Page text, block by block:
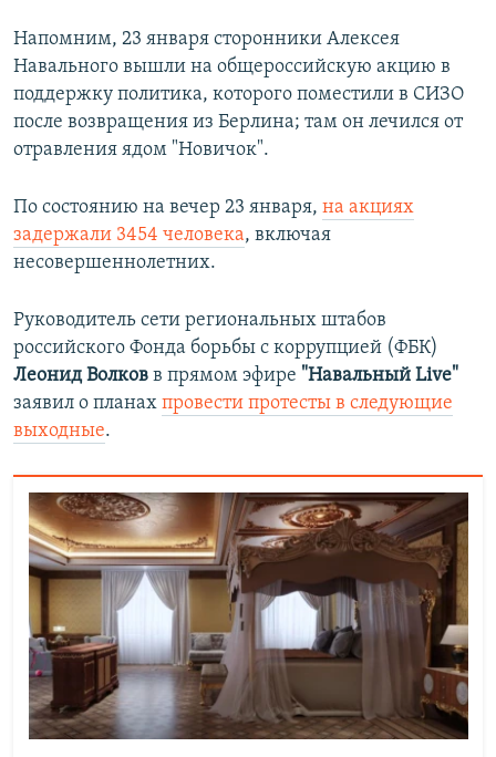
720p 1080p
720p
1080p
Напомним, 23 января сторонники Алексея
Навального вышли на общероссийскую акцию в
поддержку политика, которого поместили в СИЗО
после возвращения из Берлина; там он лечился от
отравления ядом "Новичок".
По состоянию на вечер 23 января, на акциях
задержали 3454 человека, включая
несовершеннолетних.
Руководитель сети региональных штабов
российского Фонда борьбы с коррупцией (ФБК)
Леонид Волков в прямом эфире "Навальный Live"
заявил о планах провести протесты в следующие
выходные.